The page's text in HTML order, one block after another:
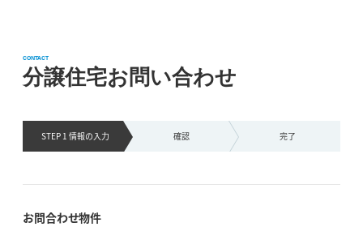
分譲住宅お問い合わせ
CONTACT
STEP 1 情報の入力 確認 完了
お問合わせ物件